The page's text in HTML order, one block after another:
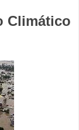
Climático